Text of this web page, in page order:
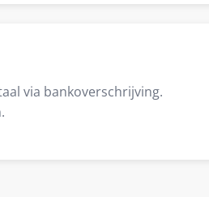
via bankoverschrijving.